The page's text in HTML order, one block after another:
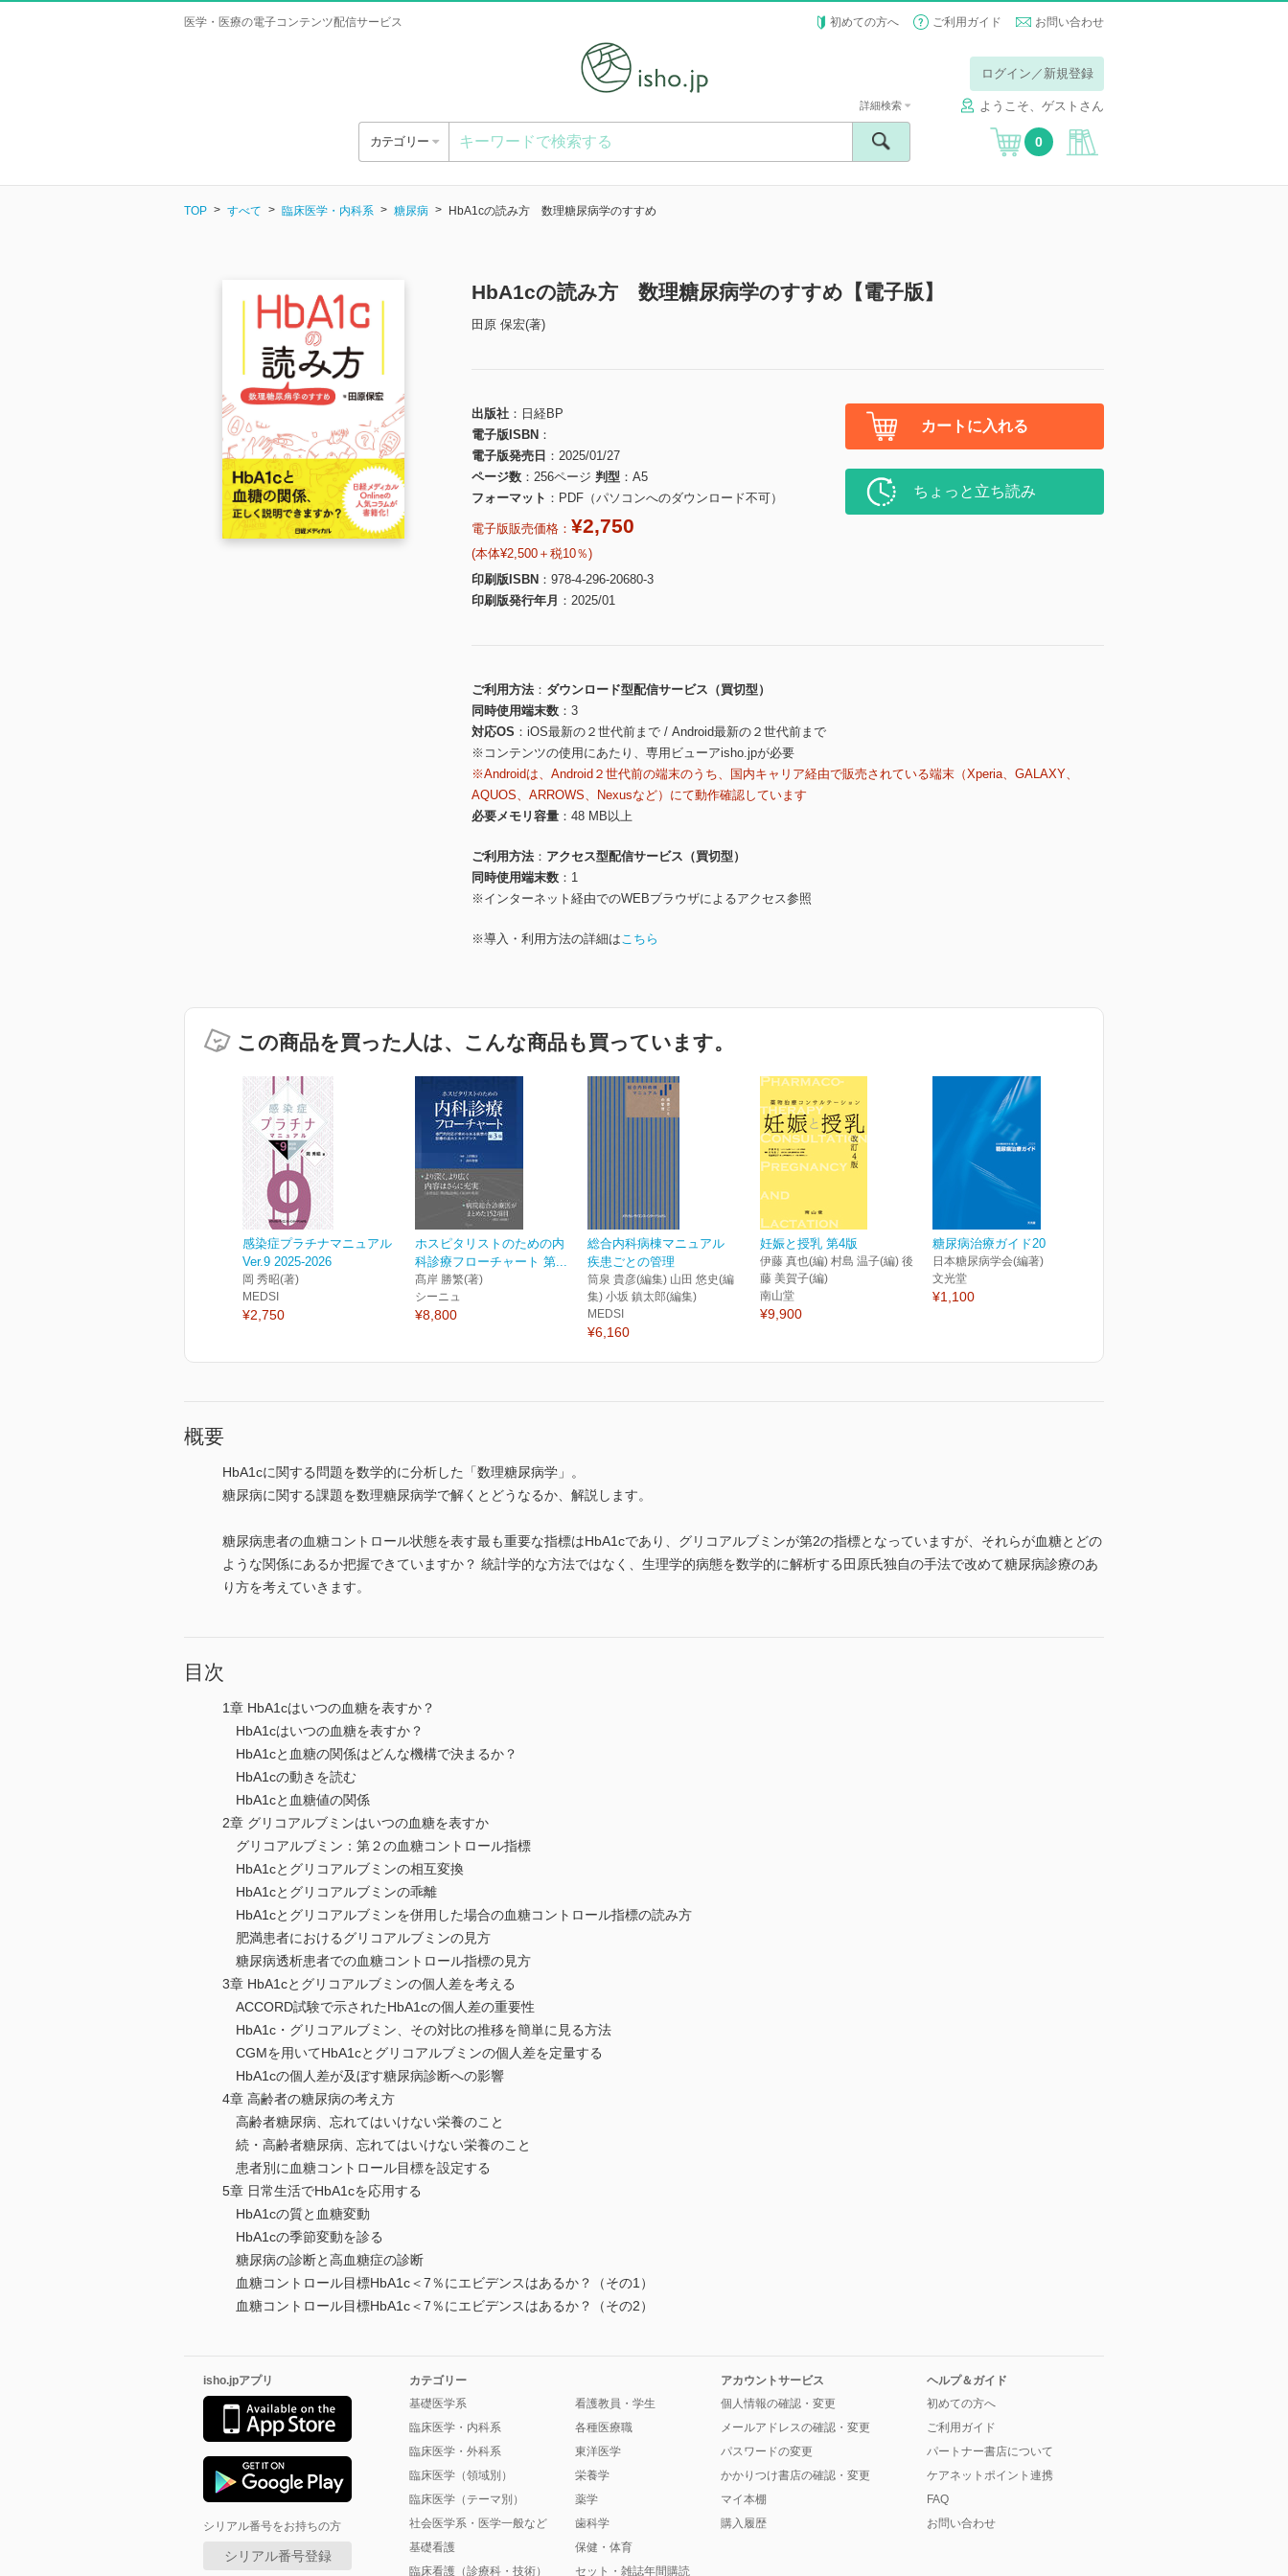
医学・医療の電子コンテンツ配信サービス 初めての方へ ご利用ガイド お問い合わせ
ログイン／新規登録
ようこそ、ゲストさん
カテゴリー
詳細検索
0
TOP すべて 臨床医学・内科系 糖尿病 HbA1cの読み方 数理糖尿病学のすすめ
HbA1cの読み方 数理糖尿病学のすすめ【電子版】
田原 保宏(著)
出版社
日経BP
電子版ISBN
電子版発売日
2025/01/27
ページ数
256ページ 判型
A5
フォーマット
PDF（パソコンへのダウンロード不可）
電子版販売価格： ¥2,750
(本体¥2,500＋税10％)
印刷版ISBN
978-4-296-20680-3
印刷版発行年月
2025/01
カートに入れる
ちょっと立ち読み
ご利用方法
ダウンロード型配信サービス（買切型）
同時使用端末数
3
対応OS
iOS最新の２世代前まで / Android最新の２世代前まで
※コンテンツの使用にあたり、専用ビューアisho.jpが必要
※Androidは、Android２世代前の端末のうち、国内キャリア経由で販売されている端末（Xperia、GALAXY、
AQUOS、ARROWS、Nexusなど）にて動作確認しています
必要メモリ容量
48 MB以上
ご利用方法
アクセス型配信サービス（買切型）
同時使用端末数
1
※インターネット経由でのWEBブラウザによるアクセス参照
※導入・利用方法の詳細はこちら
この商品を買った人は、こんな商品も買っています。
感染症プラチナマニュアル
Ver.9 2025-2026
岡 秀昭(著)
MEDSI
¥2,750
ホスピタリストのための内
科診療フローチャート 第...
髙岸 勝繁(著)
シーニュ
¥8,800
総合内科病棟マニュアル
疾患ごとの管理
筒泉 貴彦(編集) 山田 悠史(編
集) 小坂 鎮太郎(編集)
MEDSI
¥6,160
妊娠と授乳 第4版
伊藤 真也(編) 村島 温子(編) 後
藤 美賀子(編)
南山堂
¥9,900
糖尿病治療ガイド2024
日本糖尿病学会(編著)
文光堂
¥1,100
概要
HbA1cに関する問題を数学的に分析した「数理糖尿病学」。
糖尿病に関する課題を数理糖尿病学で解くとどうなるか、解説します。
糖尿病患者の血糖コントロール状態を表す最も重要な指標はHbA1cであり、グリコアルブミンが第2の指標となっていますが、それらが血糖とどの
ような関係にあるか把握できていますか？ 統計学的な方法ではなく、生理学的病態を数学的に解析する田原氏独自の手法で改めて糖尿病診療のあ
り方を考えていきます。
目次
1章 HbA1cはいつの血糖を表すか？
HbA1cはいつの血糖を表すか？
HbA1cと血糖の関係はどんな機構で決まるか？
HbA1cの動きを読む
HbA1cと血糖値の関係
2章 グリコアルブミンはいつの血糖を表すか
グリコアルブミン：第２の血糖コントロール指標
HbA1cとグリコアルブミンの相互変換
HbA1cとグリコアルブミンの乖離
HbA1cとグリコアルブミンを併用した場合の血糖コントロール指標の読み方
肥満患者におけるグリコアルブミンの見方
糖尿病透析患者での血糖コントロール指標の見方
3章 HbA1cとグリコアルブミンの個人差を考える
ACCORD試験で示されたHbA1cの個人差の重要性
HbA1c・グリコアルブミン、その対比の推移を簡単に見る方法
CGMを用いてHbA1cとグリコアルブミンの個人差を定量する
HbA1cの個人差が及ぼす糖尿病診断への影響
4章 高齢者の糖尿病の考え方
高齢者糖尿病、忘れてはいけない栄養のこと
続・高齢者糖尿病、忘れてはいけない栄養のこと
患者別に血糖コントロール目標を設定する
5章 日常生活でHbA1cを応用する
HbA1cの質と血糖変動
HbA1cの季節変動を診る
糖尿病の診断と高血糖症の診断
血糖コントロール目標HbA1c＜7％にエビデンスはあるか？（その1）
血糖コントロール目標HbA1c＜7％にエビデンスはあるか？（その2）
isho.jpアプリ
シリアル番号をお持ちの方
シリアル番号登録
カテゴリー
基礎医学系
臨床医学・内科系
臨床医学・外科系
臨床医学（領域別）
臨床医学（テーマ別）
社会医学系・医学一般など
基礎看護
臨床看護（診療科・技術）
看護教員・学生
各種医療職
東洋医学
栄養学
薬学
歯科学
保健・体育
セット・雑誌年間購読
アカウントサービス
個人情報の確認・変更
メールアドレスの確認・変更
パスワードの変更
かかりつけ書店の確認・変更
マイ本棚
購入履歴
ヘルプ＆ガイド
初めての方へ
ご利用ガイド
パートナー書店について
ケアネットポイント連携
FAQ
お問い合わせ